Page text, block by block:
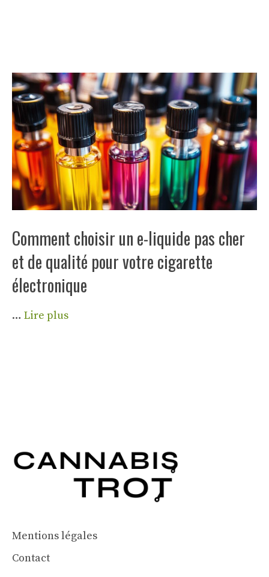
Comment choisir un e-liquide pas cher
et de qualité pour votre cigarette
électronique
… Lire plus
Mentions légales
Contact